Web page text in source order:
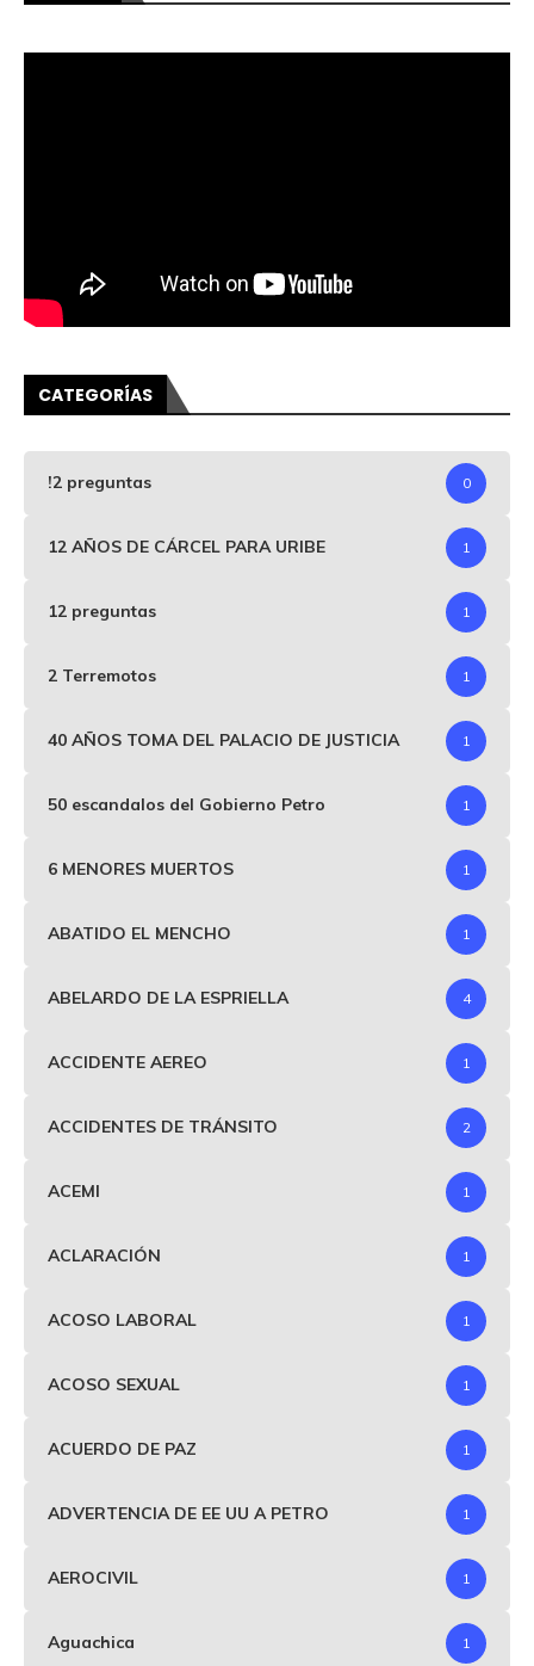
CATEGORÍAS
!2 preguntas 0
12 AÑOS DE CÁRCEL PARA URIBE 1
12 preguntas 1
2 Terremotos 1
40 AÑOS TOMA DEL PALACIO DE JUSTICIA 1
50 escandalos del Gobierno Petro 1
6 MENORES MUERTOS 1
ABATIDO EL MENCHO 1
ABELARDO DE LA ESPRIELLA 4
ACCIDENTE AEREO 1
ACCIDENTES DE TRÁNSITO 2
ACEMI 1
ACLARACIÓN 1
ACOSO LABORAL 1
ACOSO SEXUAL 1
ACUERDO DE PAZ 1
ADVERTENCIA DE EE UU A PETRO 1
AEROCIVIL 1
Aguachica 1